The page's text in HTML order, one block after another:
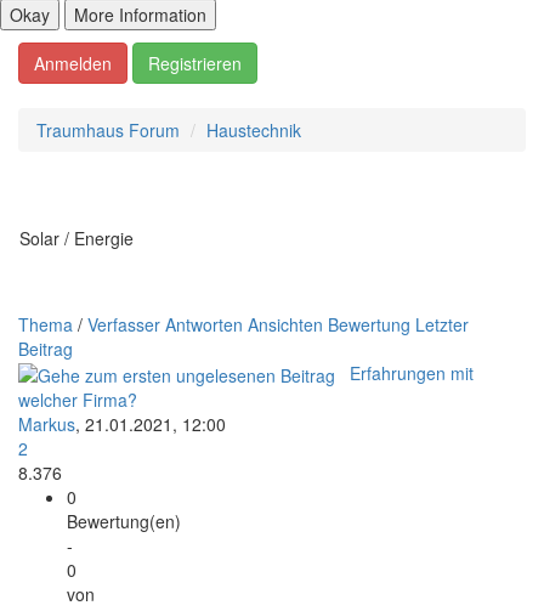
Anmelden Registrieren
Traumhaus Forum Haustechnik
Solar / Energie
Thema / Verfasser Antworten Ansichten Bewertung Letzter
Beitrag
Erfahrungen mit
welcher Firma?
Markus, 21.01.2021, 12:00
2
8.376
0
Bewertung(en)
-
0
von